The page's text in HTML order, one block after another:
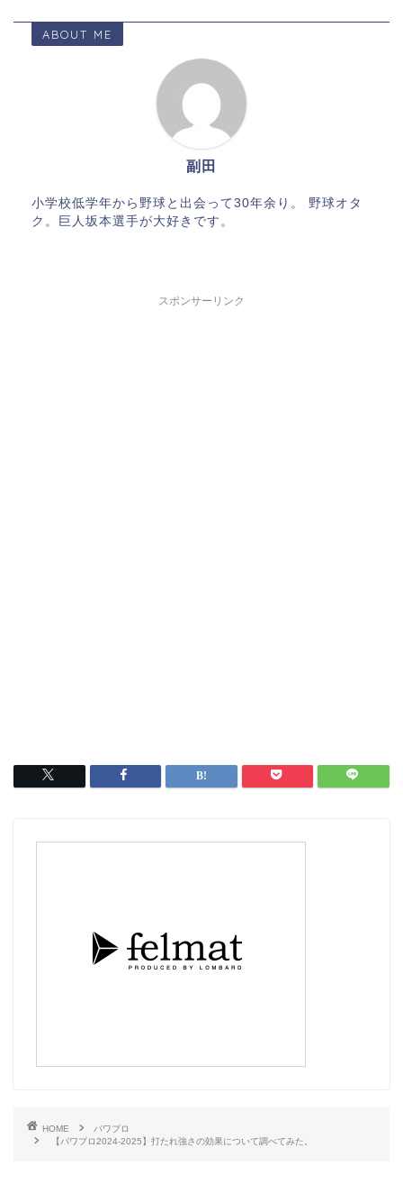
ABOUT ME
副田
小学校低学年から野球と出会って30年余り。 野球オタ
ク。巨人坂本選手が大好きです。
スポンサーリンク
HOME
パワプロ
【パワプロ2024-2025】打たれ強さの効果について調べてみた。